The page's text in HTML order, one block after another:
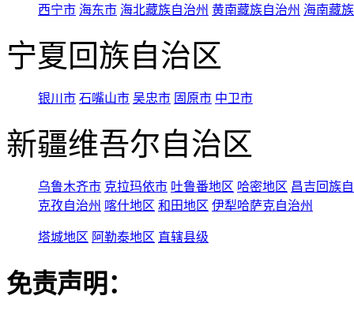
西宁市 海东市 海北藏族自治州 黄南藏族自治州 海南藏
宁夏回族自治区
银川市 石嘴山市 吴忠市 固原市 中卫市
新疆维吾尔自治区
乌鲁木齐市 克拉玛依市 吐鲁番地区 哈密地区 昌吉回族
克孜自治州 喀什地区 和田地区 伊犁哈萨克自治州
塔城地区 阿勒泰地区 直辖县级
免责声明：